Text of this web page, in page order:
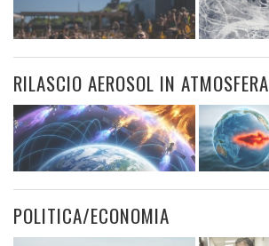
RILASCIO AEROSOL IN ATMOSFERA
POLITICA/ECONOMIA